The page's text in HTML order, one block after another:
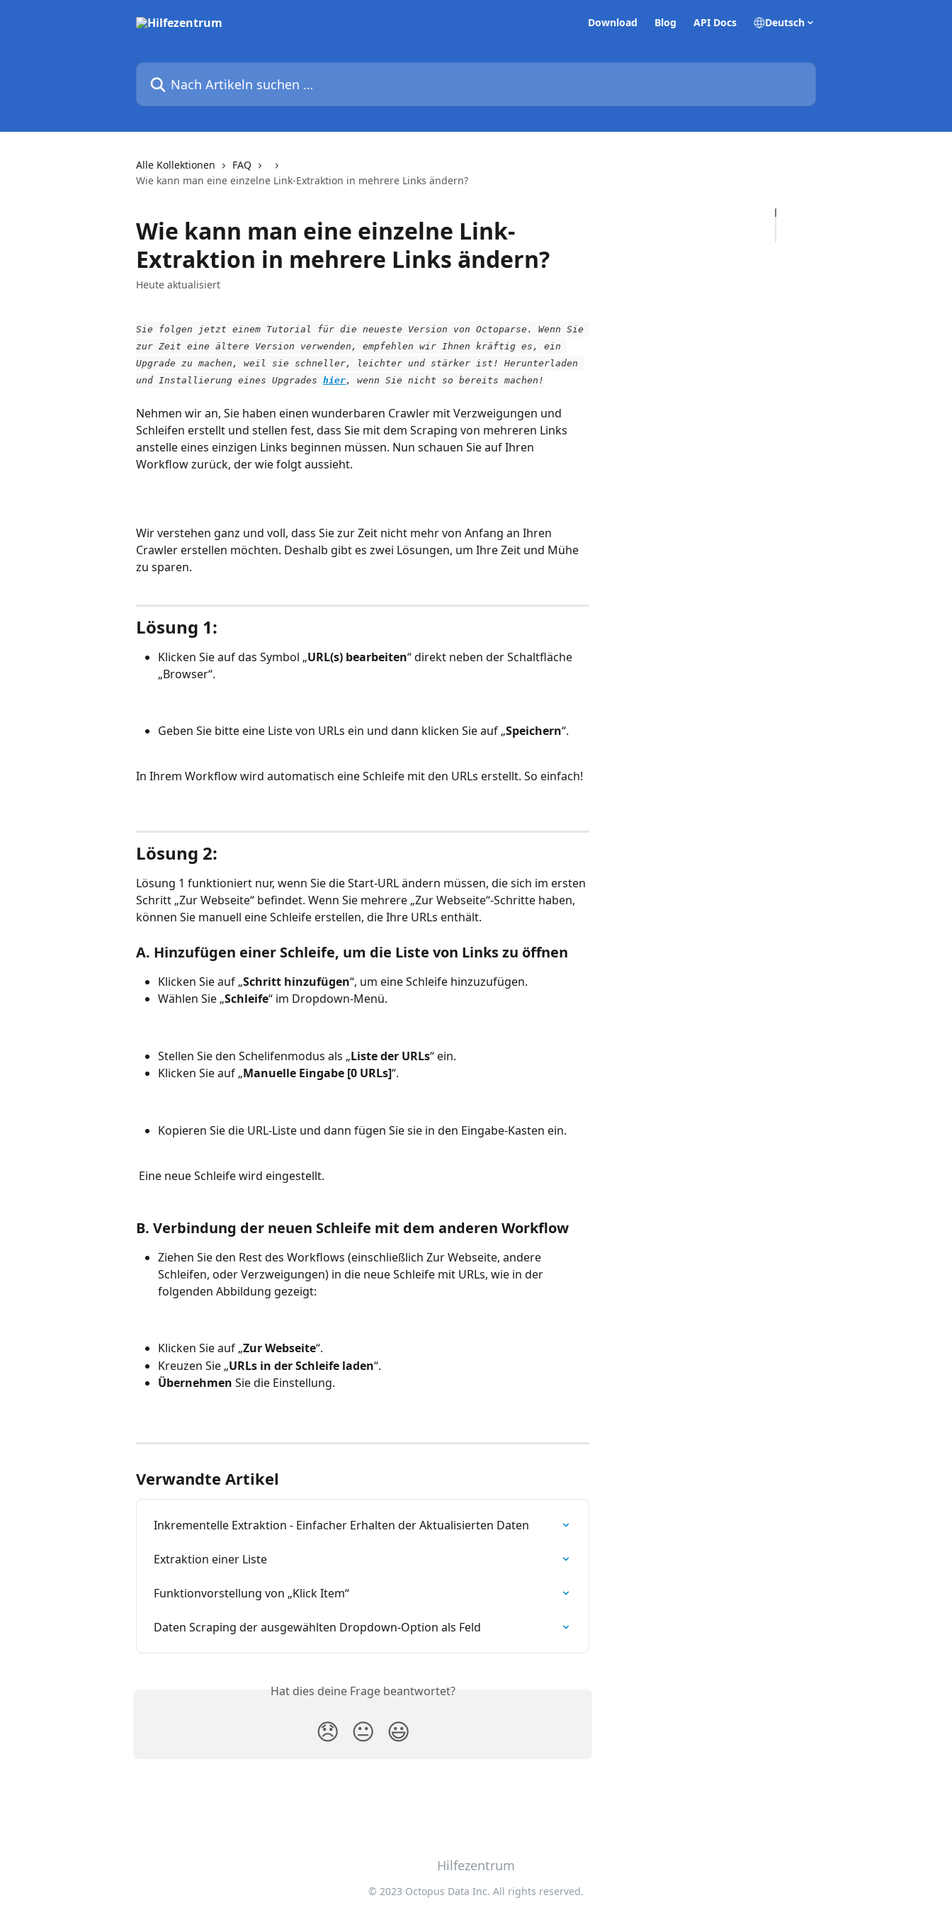
Download Blog API Docs Deutsch
Nach Artikeln suchen …
Alle Kollektionen
FAQ
Wie kann man eine einzelne Link-Extraktion in mehrere Links ändern?
Wie kann man eine einzelne Link-
Extraktion in mehrere Links ändern?
Heute aktualisiert
Sie folgen jetzt einem Tutorial für die neueste Version von Octoparse. Wenn Sie
zur Zeit eine ältere Version verwenden, empfehlen wir Ihnen kräftig es, ein
Upgrade zu machen, weil sie schneller, leichter und stärker ist! Herunterladen
und Installierung eines Upgrades hier, wenn Sie nicht so bereits machen!
Nehmen wir an, Sie haben einen wunderbaren Crawler mit Verzweigungen und
Schleifen erstellt und stellen fest, dass Sie mit dem Scraping von mehreren Links
anstelle eines einzigen Links beginnen müssen. Nun schauen Sie auf Ihren
Workflow zurück, der wie folgt aussieht.
Wir verstehen ganz und voll, dass Sie zur Zeit nicht mehr von Anfang an Ihren
Crawler erstellen möchten. Deshalb gibt es zwei Lösungen, um Ihre Zeit und Mühe
zu sparen.
Lösung 1:
Klicken Sie auf das Symbol „URL(s) bearbeiten“ direkt neben der Schaltfläche
„Browser“.
Geben Sie bitte eine Liste von URLs ein und dann klicken Sie auf „Speichern“.
In Ihrem Workflow wird automatisch eine Schleife mit den URLs erstellt. So einfach!
Lösung 2:
Lösung 1 funktioniert nur, wenn Sie die Start-URL ändern müssen, die sich im ersten
Schritt „Zur Webseite“ befindet. Wenn Sie mehrere „Zur Webseite“-Schritte haben,
können Sie manuell eine Schleife erstellen, die Ihre URLs enthält.
A. Hinzufügen einer Schleife, um die Liste von Links zu öffnen
Klicken Sie auf „Schritt hinzufügen“, um eine Schleife hinzuzufügen.
Wählen Sie „Schleife“ im Dropdown-Menü.
Stellen Sie den Schelifenmodus als „Liste der URLs“ ein.
Klicken Sie auf „Manuelle Eingabe [0 URLs]“.
Kopieren Sie die URL-Liste und dann fügen Sie sie in den Eingabe-Kasten ein.
Eine neue Schleife wird eingestellt.
B. Verbindung der neuen Schleife mit dem anderen Workflow
Ziehen Sie den Rest des Workflows (einschließlich Zur Webseite, andere
Schleifen, oder Verzweigungen) in die neue Schleife mit URLs, wie in der
folgenden Abbildung gezeigt:
Klicken Sie auf „Zur Webseite“.
Kreuzen Sie „URLs in der Schleife laden“.
Übernehmen Sie die Einstellung.
Verwandte Artikel
Inkrementelle Extraktion - Einfacher Erhalten der Aktualisierten Daten
Extraktion einer Liste
Funktionvorstellung von „Klick Item“
Daten Scraping der ausgewählten Dropdown-Option als Feld
Hat dies deine Frage beantwortet?
😞 😐 😃
Hilfezentrum
© 2023 Octopus Data Inc. All rights reserved.